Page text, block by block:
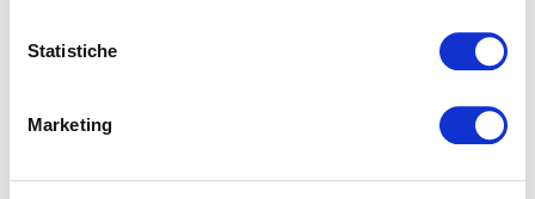
Statistiche
Marketing